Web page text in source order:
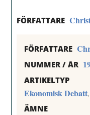
FÖRFATTARE
FÖRFATTARE
NUMMER / ÅR
ARTIKELTYP
Ekonomisk Debatt
ÄMNE